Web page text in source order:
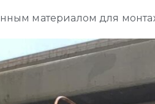
материалом для